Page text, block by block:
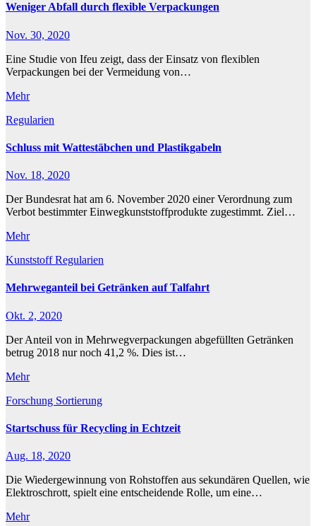
Weniger Abfall durch flexible Verpackungen
Nov. 30, 2020
Eine Studie von Ifeu zeigt, dass der Einsatz von flexiblen
Verpackungen bei der Vermeidung von…
Mehr
Regularien
Schluss mit Wattestäbchen und Plastikgabeln
Nov. 18, 2020
Der Bundesrat hat am 6. November 2020 einer Verordnung zum
Verbot bestimmter Einwegkunststoffprodukte zugestimmt. Ziel…
Mehr
KunststoffRegularien
Mehrweganteil bei Getränken auf Talfahrt
Okt. 2, 2020
Der Anteil von in Mehrwegverpackungen abgefüllten Getränken
betrug 2018 nur noch 41,2 %. Dies ist…
Mehr
Forschung Sortierung
Startschuss für Recycling in Echtzeit
Aug. 18, 2020
Die Wiedergewinnung von Rohstoffen aus sekundären Quellen, wie
Elektroschrott, spielt eine entscheidende Rolle, um eine…
Mehr